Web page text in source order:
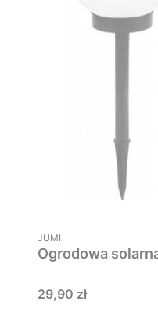
PRODUCENT
JUMI
Ogrodowa
Cena
29,90 zł